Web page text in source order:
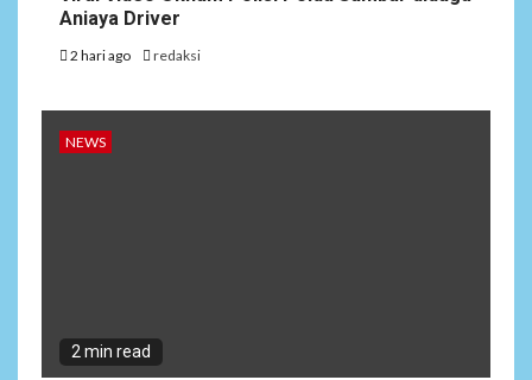
Aniaya Driver
2 hari ago redaksi
NEWS
2 min read